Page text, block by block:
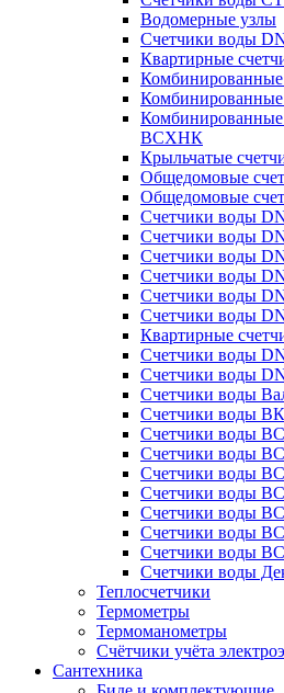
Водомерные узлы
Счетчики воды
Квартирные
Комбинированные
Комбинированные
ВСХНК
Крыльчатые
Общедомовые
Общедомовые
Счетчики воды
Счетчики воды
Счетчики воды
Счетчики воды
Счетчики воды
Счетчики воды
Квартирные
Счетчики воды
Счетчики воды
Счетчики воды
Счетчики воды
Счетчики воды
Счетчики воды
Счетчики воды
Счетчики воды
Счетчики воды
Счетчики воды
Счетчики воды
Счетчики воды
Теплосчетчики
Термометры
Термоманометры
Счётчики учёта
Сантехника